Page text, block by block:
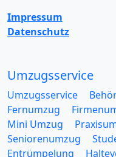
Impressum
Datenschutz
Umzugsservice
Umzugsservice
Fernumzug
Mini Umzug
Seniorenumzug
Entrümpelung